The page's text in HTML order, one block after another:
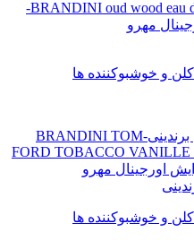
و خوشبوکننده ها
و خوشبوکننده ها